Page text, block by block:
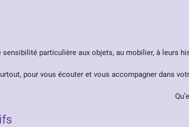
sensibilité particulière aux objets, au mobilier, à leurs
pour vous écouter et vous accompagner dans